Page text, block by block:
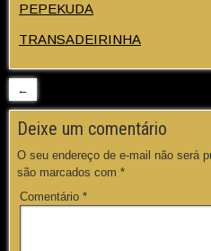
PEPEKUDA
TRANSADEIRINHA
←
Deixe um comentário
O seu endereço de e-mail não será
são marcados com *
Comentário *